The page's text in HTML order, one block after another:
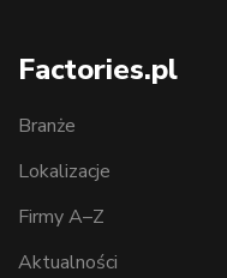
Factories.pl
Branże
Lokalizacje
Firmy A–Z
Aktualności